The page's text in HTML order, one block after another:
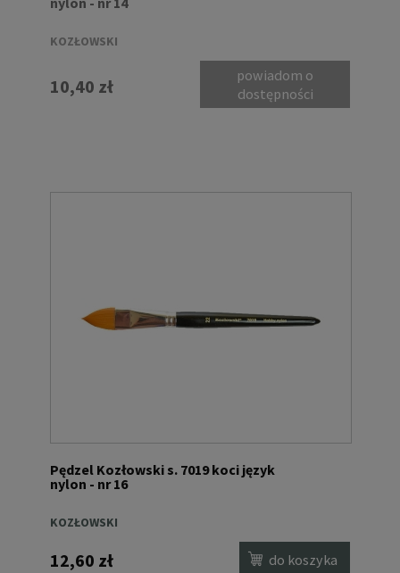
KOZŁOWSKI
10,40 zł
powiadom o
dostępności
Pędzel Kozłowski s. 7019 koci język
nylon - nr 16
KOZŁOWSKI
12,60 zł do koszyka